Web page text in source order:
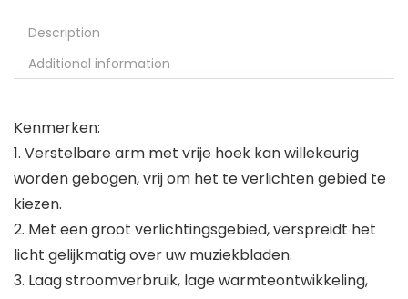
Description
Additional information
Kenmerken:
1. Verstelbare arm met vrije hoek kan willekeurig
worden gebogen, vrij om het te verlichten gebied te
kiezen.
2. Met een groot verlichtingsgebied, verspreidt het
licht gelijkmatig over uw muziekbladen.
3. Laag stroomverbruik, lage warmteontwikkeling,